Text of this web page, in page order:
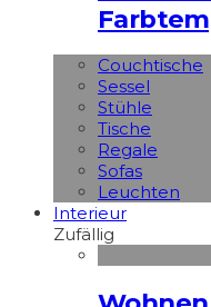
Couchtische
Sessel
Stühle
Tische
Regale
Sofas
Leuchten
Interieur
Zufällig